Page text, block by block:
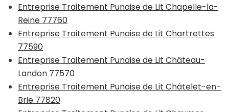
Entreprise Traitement Punaise de Lit Chapelle-la-
Reine 77760
Entreprise Traitement Punaise de Lit Chartrettes
77590
Entreprise Traitement Punaise de Lit Château-
Landon 77570
Entreprise Traitement Punaise de Lit Châtelet-en-
Brie 77820